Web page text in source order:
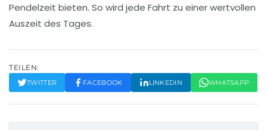
Pendelzeit bieten. So wird jede Fahrt zu einer wertvollen
Auszeit des Tages.
TEILEN:
TWITTER FACEBOOK LINKEDIN WHATSAPP